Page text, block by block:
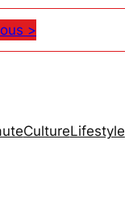
>
CultureLifestyle